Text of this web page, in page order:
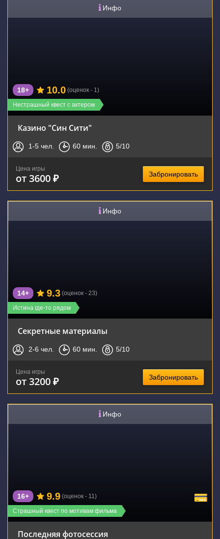
Инфо
Нестрашный квест с актером
18+ 10.0 (оценок - 1)
Казино "Син Сити"
1-5 чел. 60 мин. 5/10
Цена игры
от 3600 ₽ Забронировать
Инфо
Истина где-то рядом
14+ 9.3 (оценок - 23)
Секретные материалы
2-6 чел. 60 мин. 5/10
Цена игры
от 3200 ₽ Забронировать
Инфо
Страшный квест по мотивам фильма
16+ 9.9 (оценок - 11)
Последняя фотосессия